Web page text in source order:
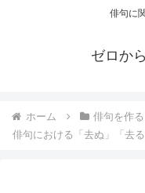
俳句に
ゼロか
ホーム 俳句を作る
俳句における「去ぬ」「去